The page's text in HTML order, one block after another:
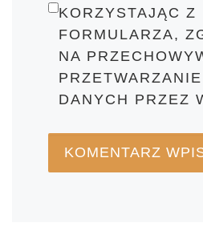
KORZYSTAJĄC Z
FORMULARZA,
NA
DANYCH PRZEZ